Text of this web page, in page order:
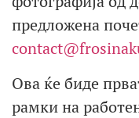
предложена
Ова ќе биде
рамки на